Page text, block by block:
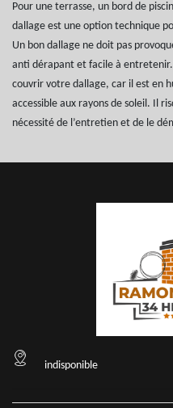
Pour une terrasse, un bord de
dallage est une option technique
Un bon dallage ne doit pas
anti dérapant et facile à entretenir.
couvrir votre dallage, car il est en
accessible aux rayons de soleil. Il
nécessité de l’entretien et de le
indisponible